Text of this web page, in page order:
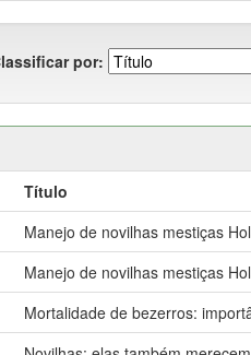
por:
Título
Manejo de novilhas mestiças
Manejo de novilhas mestiças
Mortalidade de bezerros: